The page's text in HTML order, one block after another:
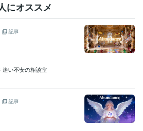
・プロモーション
タマーサクセス / コールセンター管理・運
占い師
クに昇格できました☘️
した❤️
にオススメ
記事
迷い不安の相談室
記事